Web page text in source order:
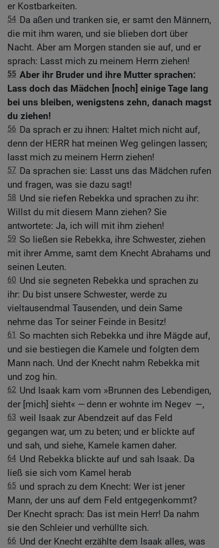
er Kostbarkeiten.
54 Da aßen und tranken sie, er samt den Männern,
die mit ihm waren, und sie blieben dort über
Nacht. Aber am Morgen standen sie auf, und er
sprach: Lasst mich zu meinem Herrn ziehen!
55 Aber ihr Bruder und ihre Mutter sprachen:
Lass doch das Mädchen [noch] einige Tage lang
bei uns bleiben, wenigstens zehn, danach magst
du ziehen!
56 Da sprach er zu ihnen: Haltet mich nicht auf,
denn der HERR hat meinen Weg gelingen lassen;
lasst mich zu meinem Herrn ziehen!
57 Da sprachen sie: Lasst uns das Mädchen rufen
und fragen, was sie dazu sagt!
58 Und sie riefen Rebekka und sprachen zu ihr:
Willst du mit diesem Mann ziehen? Sie
antwortete: Ja, ich will mit ihm ziehen!
59 So ließen sie Rebekka, ihre Schwester, ziehen
mit ihrer Amme, samt dem Knecht Abrahams und
seinen Leuten.
60 Und sie segneten Rebekka und sprachen zu
ihr: Du bist unsere Schwester, werde zu
vieltausendmal Tausenden, und dein Same
nehme das Tor seiner Feinde in Besitz!
61
So machten sich Rebekka und ihre Mägde auf,
und sie bestiegen die Kamele und folgten dem
Mann nach. Und der Knecht nahm Rebekka mit
und zog hin.
62 Und Isaak kam vom »Brunnen des Lebendigen,
der [mich] sieht« — denn er wohnte im Negev —,
63 weil Isaak zur Abendzeit auf das Feld
gegangen war, um zu beten; und er blickte auf
und sah, und siehe, Kamele kamen daher.
64 Und Rebekka blickte auf und sah Isaak. Da
ließ sie sich vom Kamel herab
65 und sprach zu dem Knecht: Wer ist jener
Mann, der uns auf dem Feld entgegenkommt?
Der Knecht sprach: Das ist mein Herr! Da nahm
sie den Schleier und verhüllte sich.
66 Und der Knecht erzählte dem Isaak alles, was